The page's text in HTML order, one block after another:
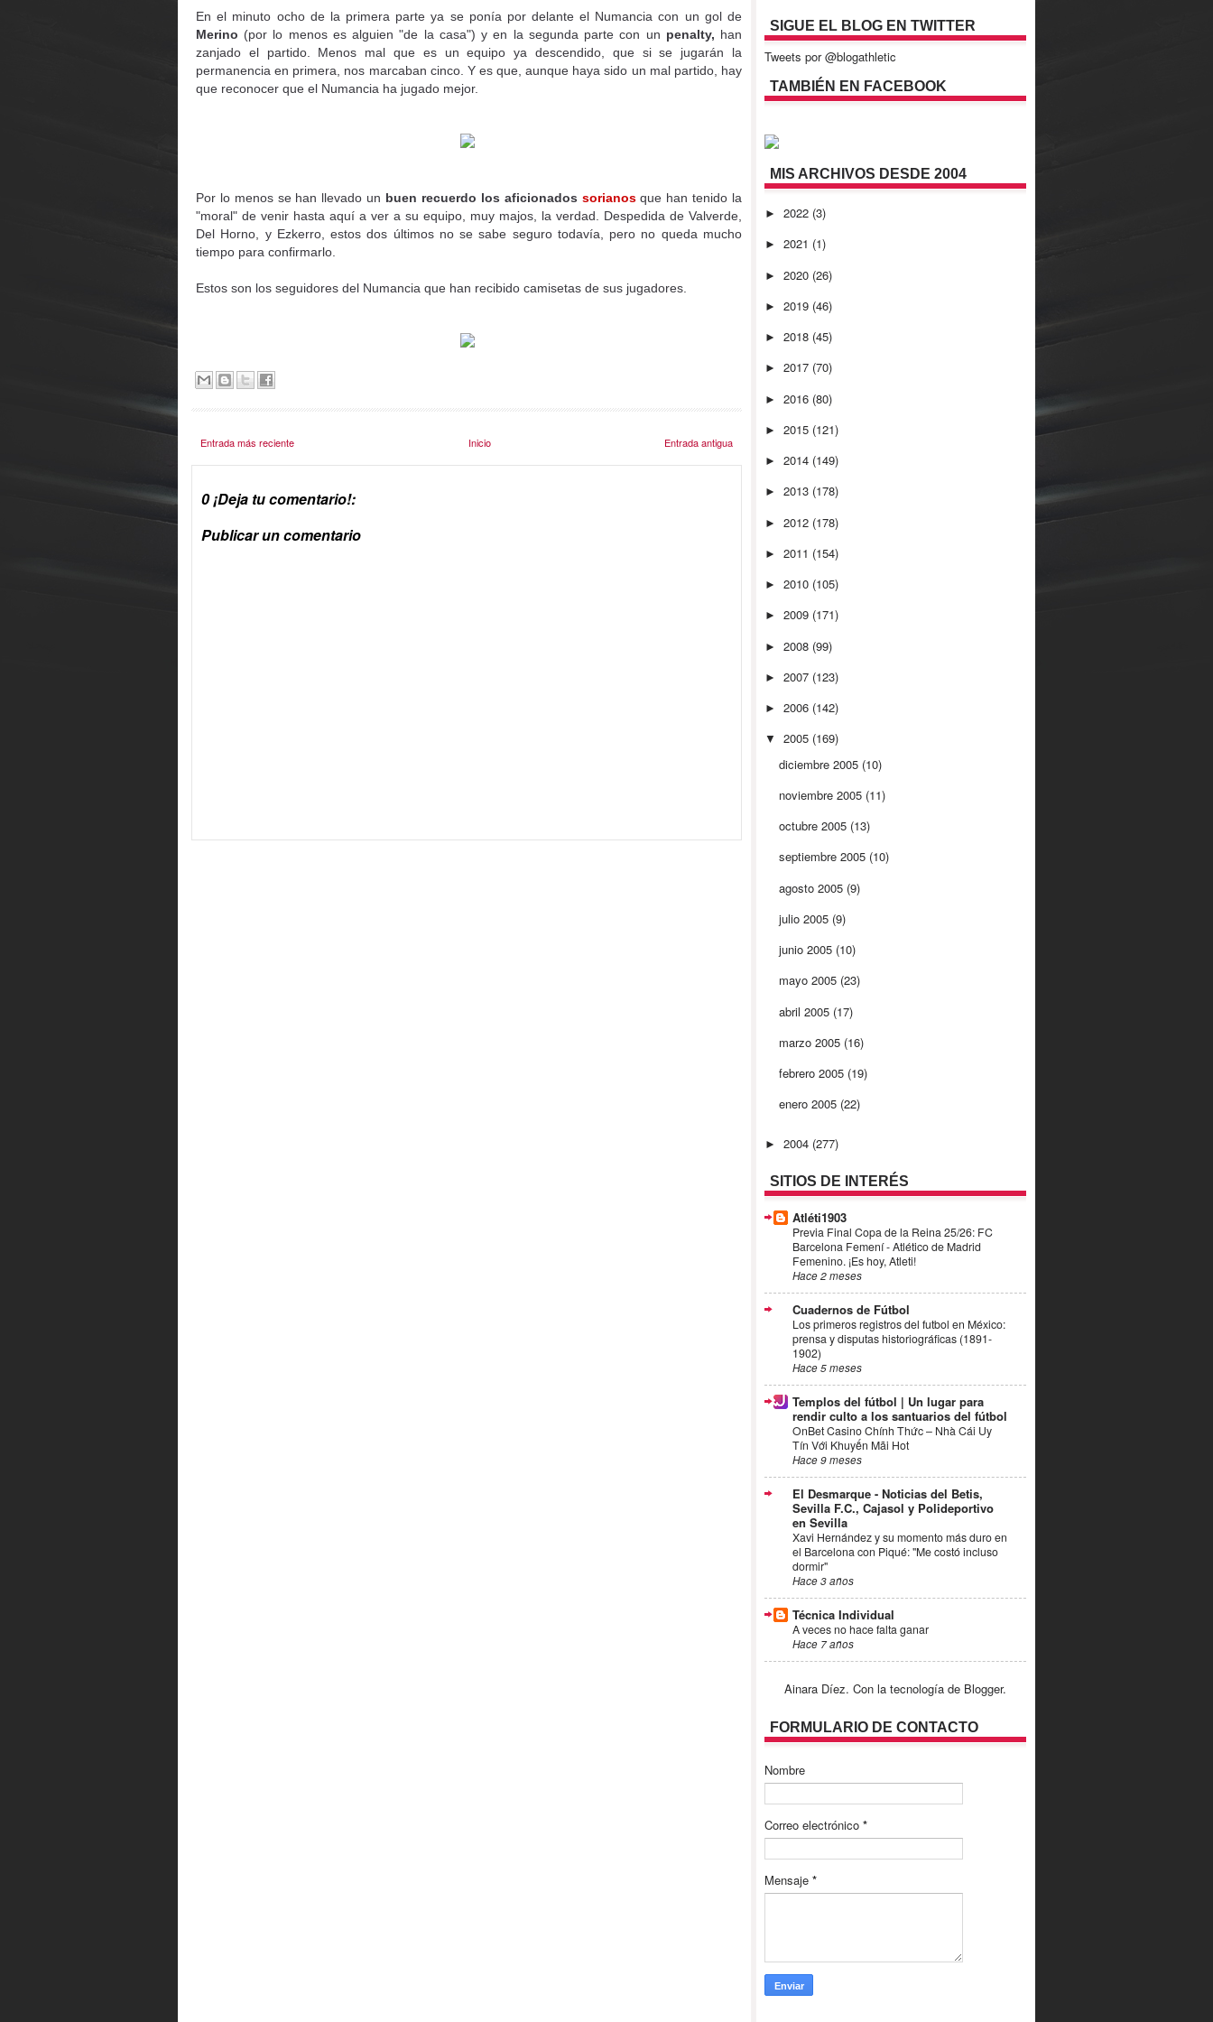
En el minuto ocho de la primera parte ya se ponía por delante el Numancia con un gol de
Merino (por lo menos es alguien "de la casa") y en la segunda parte con un penalty, han
zanjado el partido. Menos mal que es un equipo ya descendido, que si se jugarán la
permanencia en primera, nos marcaban cinco. Y es que, aunque haya sido un mal partido, hay
que reconocer que el Numancia ha jugado mejor.
Por lo menos se han llevado un buen recuerdo los aficionados sorianosque han tenido la
"moral" de venir hasta aquí a ver a su equipo, muy majos, la verdad. Despedida de Valverde,
Del Horno, y Ezkerro, estos dos últimos no se sabe seguro todavía, pero no queda mucho
tiempo para confirmarlo.
Estos son los seguidores del Numancia que han recibido camisetas de sus jugadores.
Entrada más reciente Entrada antigua
Inicio
0 ¡Deja tu comentario!:
Publicar un comentario
SIGUE EL BLOG EN TWITTER
Tweets por @blogathletic
TAMBIÉN EN FACEBOOK
MIS ARCHIVOS DESDE 2004
► 2022 (3)
► 2021 (1)
► 2020 (26)
► 2019 (46)
► 2018 (45)
► 2017 (70)
► 2016 (80)
► 2015 (121)
► 2014 (149)
► 2013 (178)
► 2012 (178)
► 2011 (154)
► 2010 (105)
► 2009 (171)
► 2008 (99)
► 2007 (123)
► 2006 (142)
▼ 2005 (169)
diciembre 2005 (10)
noviembre 2005 (11)
octubre 2005 (13)
septiembre 2005 (10)
agosto 2005 (9)
julio 2005 (9)
junio 2005 (10)
mayo 2005 (23)
abril 2005 (17)
marzo 2005 (16)
febrero 2005 (19)
enero 2005 (22)
► 2004 (277)
SITIOS DE INTERÉS
Atléti1903
Previa Final Copa de la Reina 25/26: FC
Barcelona Femení - Atlético de Madrid
Femenino. ¡Es hoy, Atleti!
Hace 2 meses
Cuadernos de Fútbol
Los primeros registros del futbol en México:
prensa y disputas historiográficas (1891-
1902)
Hace 5 meses
Templos del fútbol | Un lugar para
rendir culto a los santuarios del fútbol
OnBet Casino Chính Thức – Nhà Cái Uy
Tín Với Khuyến Mãi Hot
Hace 9 meses
El Desmarque - Noticias del Betis,
Sevilla F.C., Cajasol y Polideportivo
en Sevilla
Xavi Hernández y su momento más duro en
el Barcelona con Piqué: "Me costó incluso
dormir"
Hace 3 años
Técnica Individual
A veces no hace falta ganar
Hace 7 años
Ainara Díez. Con la tecnología de Blogger.
FORMULARIO DE CONTACTO
Nombre
Correo electrónico *
Mensaje *